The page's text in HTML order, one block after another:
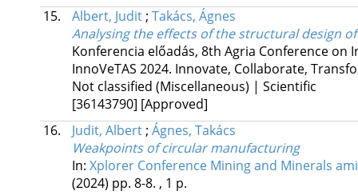
15.
Albert, Judit; Takács, Ágnes
Analysing the effects of the structural design
Konferencia előadás, 8th Agria Conference
InnoVeTAS 2024. Innovate, Collaborate,
Not classified (Miscellaneous) | Scientific
[36143790] [Approved]
16.
Judit, Albert; Ágnes, Takács
Weakpoints of circular manufacturing
In: Xplorer Conference Mining and Minerals
(2024) pp. 8-8. , 1 p.